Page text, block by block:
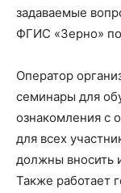
задаваемые
ФГИС «Зерно»
Оператор
семинары для
ознакомления с
для всех
должны вносить
Также работает